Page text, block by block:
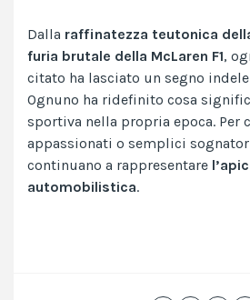
Dalla raffinatezza teutonica
furia brutale della McLaren F1,
citato ha lasciato un segno
Ognuno ha ridefinito cosa
sportiva nella propria epoca. Per
appassionati o semplici
continuano a rappresentare
automobilistica.